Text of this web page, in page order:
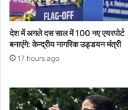
देश में अगले दस साल में 100 नए एयरपोर्ट
बनाएंगे: केन्द्रीय नागरिक उड्डयन मंत्री
17 hours ago